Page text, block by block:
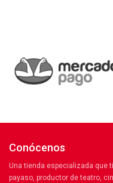
Conócenos
Una tienda especializada que
payaso, productor de teatro,